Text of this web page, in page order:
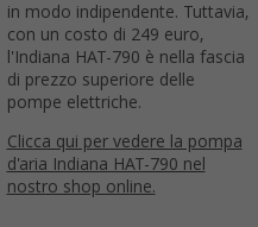
in modo indipendente. Tuttavia,
con un costo di 249 euro,
l'Indiana HAT-790 è nella fascia
di prezzo superiore delle
pompe elettriche.
Clicca qui per vedere la pompa
d'aria Indiana HAT-790 nel
nostro shop online.